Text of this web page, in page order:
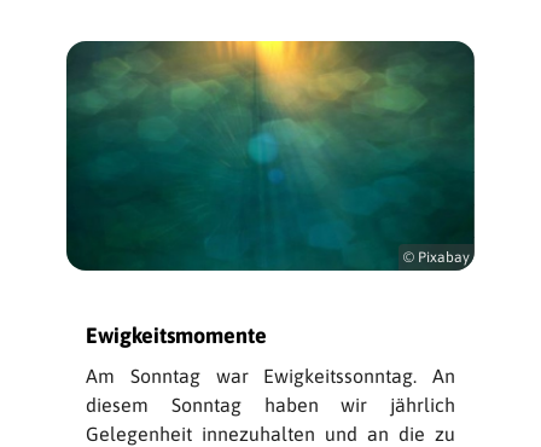
© Pixabay
Ewigkeitsmomente
Am Sonntag war Ewigkeitssonntag. An
diesem Sonntag haben wir jährlich
Gelegenheit innezuhalten und an die zu